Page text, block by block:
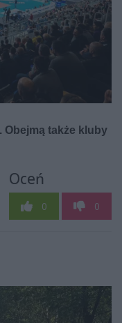
Oceń
0 0